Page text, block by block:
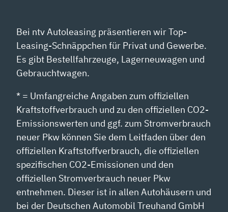
Bei ntv Autoleasing präsentieren wir Top-
Leasing-Schnäppchen für Privat und Gewerbe.
Es gibt Bestellfahrzeuge, Lagerneuwagen und
Gebrauchtwagen.
* = Umfangreiche Angaben zum offiziellen
Kraftstoffverbrauch und zu den offiziellen CO2-
Emissionswerten und ggf. zum Stromverbrauch
neuer Pkw können Sie dem Leitfaden über den
offiziellen Kraftstoffverbrauch, die offiziellen
spezifischen CO2-Emissionen und den
offiziellen Stromverbrauch neuer Pkw
entnehmen. Dieser ist in allen Autohäusern und
bei der Deutschen Automobil Treuhand GmbH